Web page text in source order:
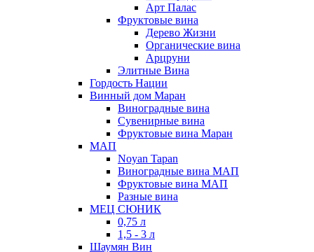
Арт Палас
Фруктовые вина
Дерево Жизни
Органические вина
Арцруни
Элитные Вина
Гордость Нации
Винный дом Маран
Виноградные вина
Сувенирные вина
Фруктовые вина Маран
МАП
Noyan Tapan
Виноградные вина МАП
Фруктовые вина МАП
Разные вина
МЕЦ СЮНИК
0,75 л
1,5 - 3 л
Шаумян Вин